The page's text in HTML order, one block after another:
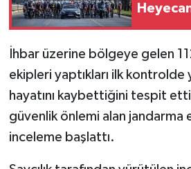
İhbar üzerine bölgeye gelen
ekipleri yaptıkları ilk kontrolde
hayatını kaybettiğini tespit
güvenlik önlemi alan jandarma
inceleme başlattı.
SEÇİM 2014
KİM KİMDİR
ÇEK GÖNDER
KİTAP
HEDEF2020